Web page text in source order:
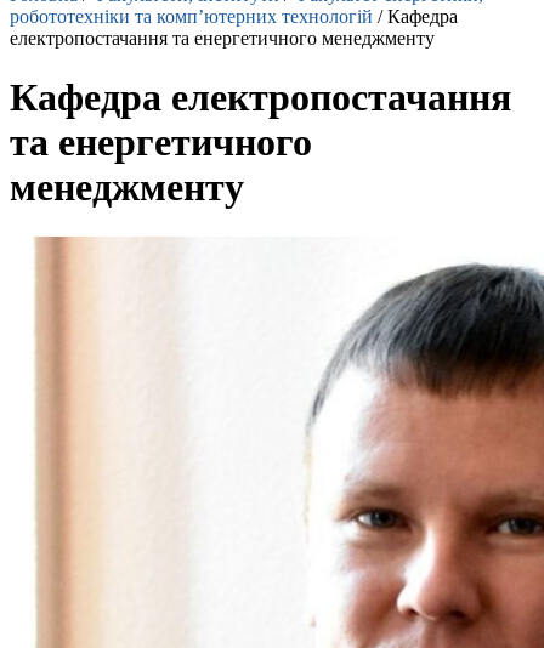
робототехніки та комп’ютерних технологій /Кафедра
електропостачання та енергетичного менеджменту
Кафедра електропостачання
та енергетичного
менеджменту